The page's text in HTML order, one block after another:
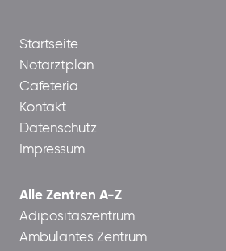
Startseite
Notarztplan
Cafeteria
Kontakt
Datenschutz
Impressum
Alle Zentren A-Z
Adipositaszentrum
Ambulantes Zentrum